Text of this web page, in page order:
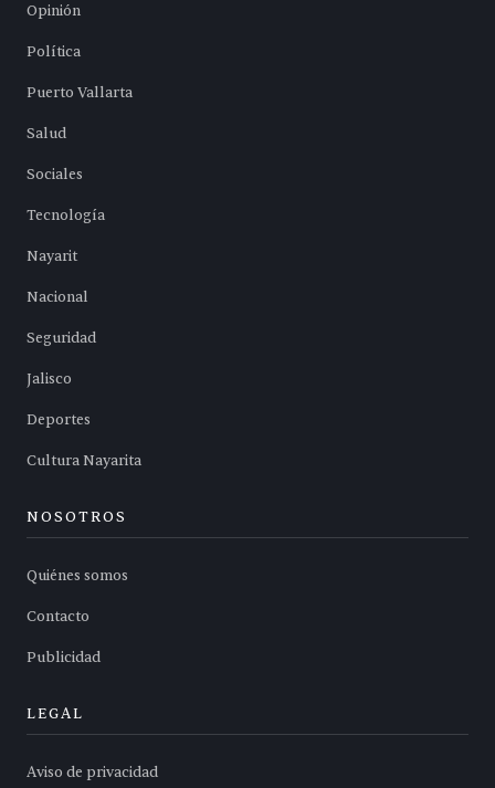
Opinión
Política
Puerto Vallarta
Salud
Sociales
Tecnología
Nayarit
Nacional
Seguridad
Jalisco
Deportes
Cultura Nayarita
NOSOTROS
Quiénes somos
Contacto
Publicidad
LEGAL
Aviso de privacidad